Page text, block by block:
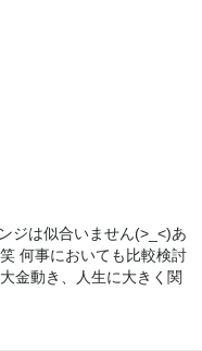
ジは似合いません(>_<)あ
何事においても比較検討
金動き、人生に大きく関